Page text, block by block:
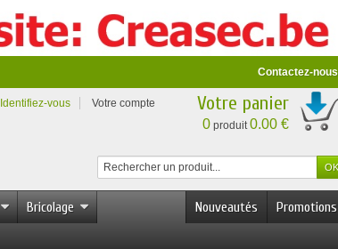
Contactez-nous
Identifiez-vous Votre compte Votre panier
0 produit 0.00 €
Promotions
Nouveautés
Bricolage